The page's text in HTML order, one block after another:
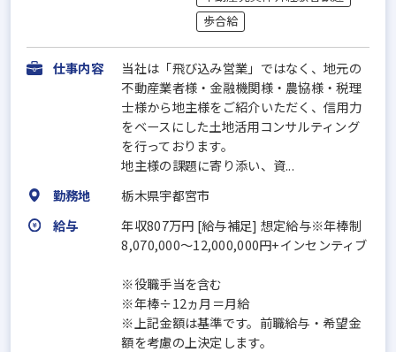
歩合給
仕事内容
当社は「飛び込み営業」ではなく、地元の
不動産業者様・金融機関様・農協様・税理
士様から地主様をご紹介いただく、信用力
をベースにした土地活用コンサルティング
を行っております。
地主様の課題に寄り添い、資...
勤務地
栃木県宇都宮市
給与
年収807万円 [給与補足] 想定給与※年棒制
8,070,000～12,000,000円+インセンティブ
※役職手当を含む
※年棒÷12ヵ月＝月給
※上記金額は基準です。前職給与・希望金
額を考慮の上決定します。